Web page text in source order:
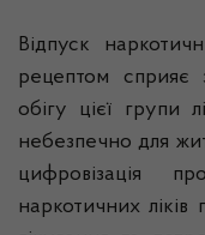
Відпуск
рецептом сприяє
обігу цієї групи
небезпечно для
цифровізація
наркотичних ліків